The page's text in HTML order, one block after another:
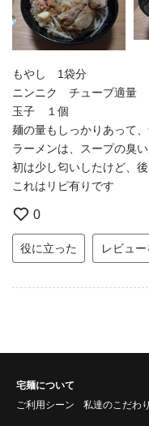
もやし 1袋分
ニンニク チューブ適量
玉子 １個
麺の量もしっかりあって、
ラーメンは、スープの臭
初は少し匂いしたけど、
これはリピ有りです
0
役に立った レビュ
宅麺について
ご利用シーン
私達のこだわり